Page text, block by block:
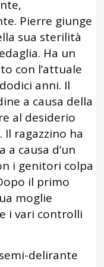
Pierre giunge
sua sterilità
Ha un
con l’attuale
anni. Il
a causa della
al desiderio
Il ragazzino ha
causa d’un
i genitori colpa
il primo
moglie
i vari controlli
delirante